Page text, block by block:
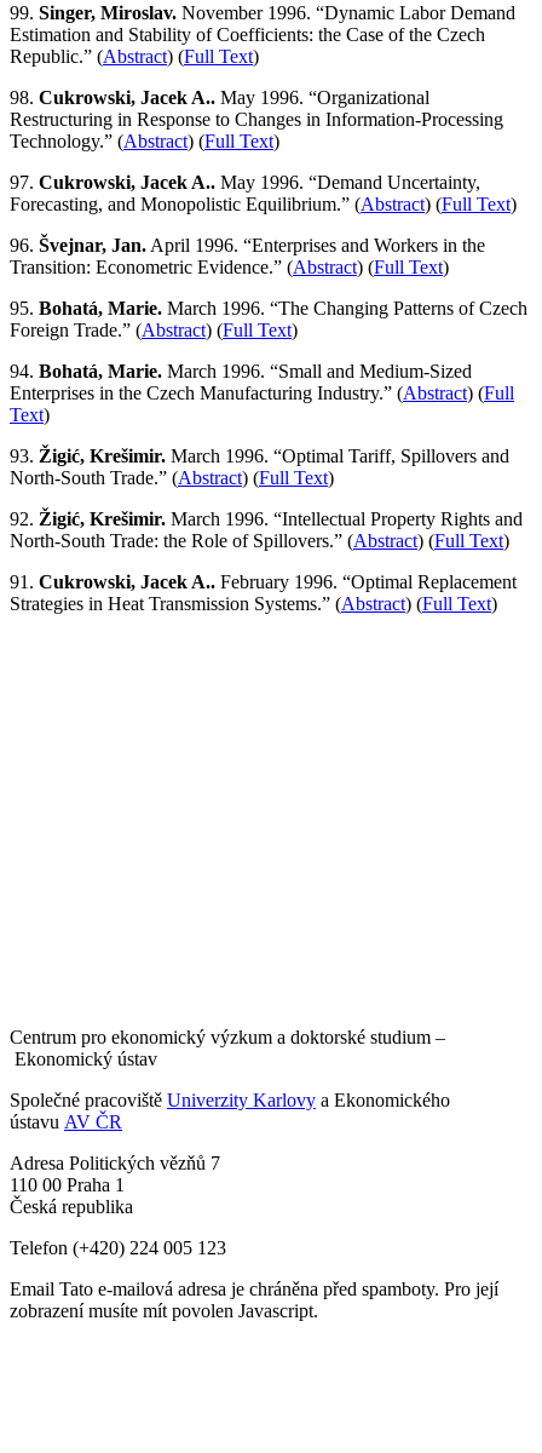
99. Singer, Miroslav. November 1996. “Dynamic Labor Demand
Estimation and Stability of Coefficients: the Case of the Czech
Republic.” (Abstract) (Full Text)
98. Cukrowski, Jacek A.. May 1996. “Organizational
Restructuring in Response to Changes in Information-Processing
Technology.” (Abstract) (Full Text)
97. Cukrowski, Jacek A.. May 1996. “Demand Uncertainty,
Forecasting, and Monopolistic Equilibrium.” (Abstract) (Full Text)
96. Švejnar, Jan. April 1996. “Enterprises and Workers in the
Transition: Econometric Evidence.” (Abstract) (Full Text)
95. Bohatá, Marie. March 1996. “The Changing Patterns of Czech
Foreign Trade.” (Abstract) (Full Text)
94. Bohatá, Marie. March 1996. “Small and Medium-Sized
Enterprises in the Czech Manufacturing Industry.” (Abstract) (Full
Text)
93. Žigić, Krešimir. March 1996. “Optimal Tariff, Spillovers and
North-South Trade.” (Abstract) (Full Text)
92. Žigić, Krešimir. March 1996. “Intellectual Property Rights and
North-South Trade: the Role of Spillovers.” (Abstract) (Full Text)
91. Cukrowski, Jacek A.. February 1996. “Optimal Replacement
Strategies in Heat Transmission Systems.” (Abstract) (Full Text)
Centrum pro ekonomický výzkum a doktorské studium –
Ekonomický ústav
Společné pracoviště Univerzity Karlovy a Ekonomického
ústavu AV ČR
Adresa Politických vězňů 7
110 00 Praha 1
Česká republika
Telefon (+420) 224 005 123
Email Tato e-mailová adresa je chráněna před spamboty. Pro její
zobrazení musíte mít povolen Javascript.